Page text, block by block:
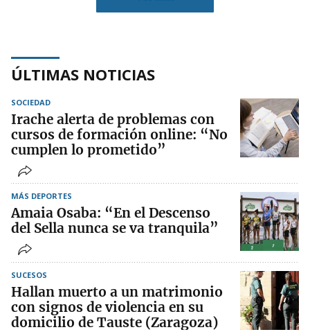
ÚLTIMAS NOTICIAS
SOCIEDAD
Irache alerta de problemas con
cursos de formación online: “No
cumplen lo prometido”
MÁS DEPORTES
Amaia Osaba: “En el Descenso
del Sella nunca se va tranquila”
SUCESOS
Hallan muerto a un matrimonio
con signos de violencia en su
domicilio de Tauste (Zaragoza)